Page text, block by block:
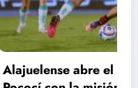
2026 ante